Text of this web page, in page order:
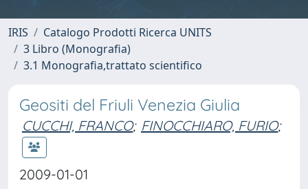
IRIS
Catalogo Prodotti Ricerca UNITS
3 Libro (Monografia)
3.1 Monografia,trattato scientifico
Geositi del Friuli Venezia Giulia
CUCCHI, FRANCO; FINOCCHIARO, FURIO;
2009-01-01